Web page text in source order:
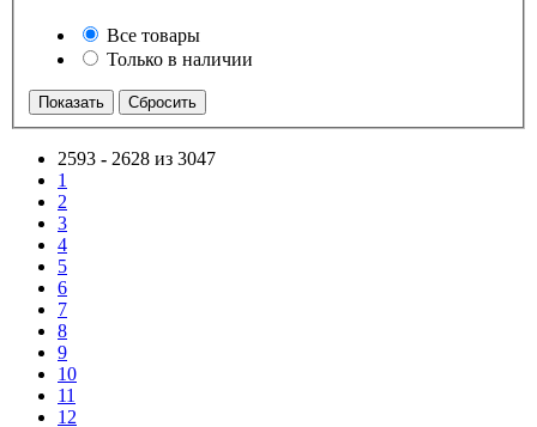
Все товары
Только в наличии
2593 - 2628 из 3047
1
2
3
4
5
6
7
8
9
10
11
12